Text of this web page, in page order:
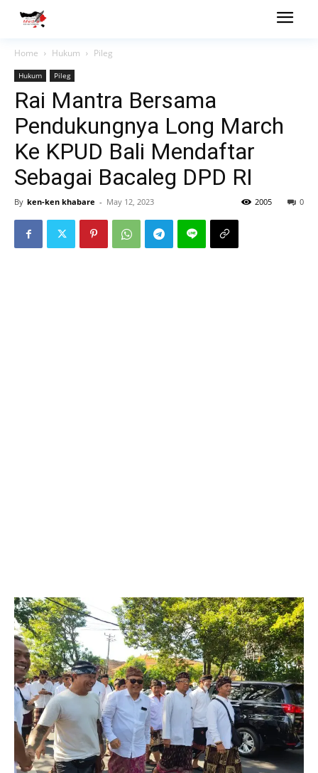
Home Hukum Pileg
Hukum Pileg
Rai Mantra Bersama
Pendukungnya Long March
Ke KPUD Bali Mendaftar
Sebagai Bacaleg DPD RI
By ken-ken khabare - May 12, 2023 0
2005